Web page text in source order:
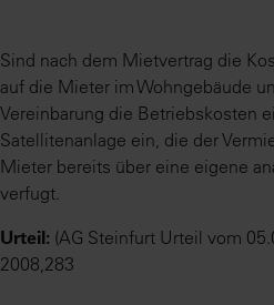
Sind nach dem Mietvertrag die
auf die Mieter im Wohngebäude
Vereinbarung die Betriebskosten
Satellitenanlage ein, die der
Mieter bereits über eine eigene
verfugt.
Urteil: (AG Steinfurt Urteil vom
2008,283